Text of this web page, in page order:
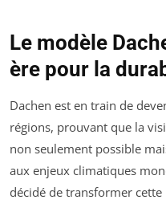
Le modèle
ère pour la
Dachen est en train de
régions, prouvant que la
non seulement possible
aux enjeux climatiques
décidé de transformer